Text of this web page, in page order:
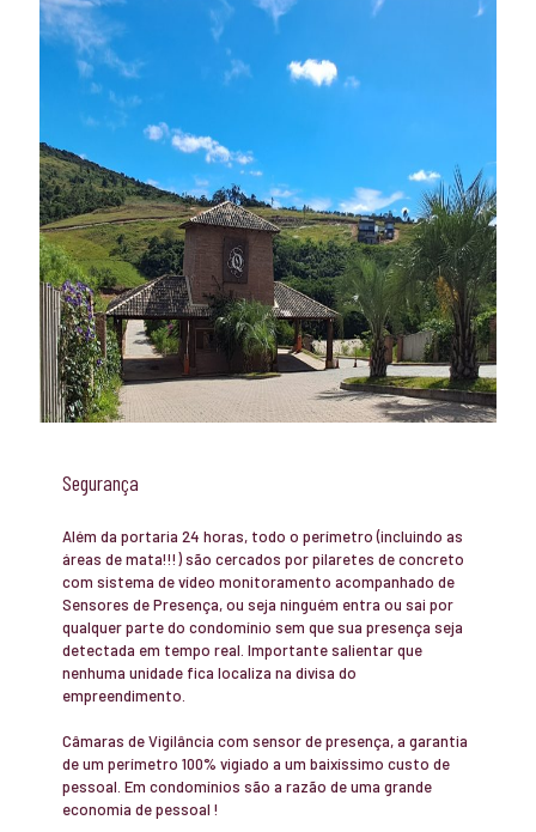
Segurança
Além da portaria 24 horas, todo o perímetro (incluindo as
áreas de mata!!!) são cercados por pilaretes de concreto
com sistema de vídeo monitoramento acompanhado de
Sensores de Presença, ou seja ninguém entra ou sai por
qualquer parte do condomínio sem que sua presença seja
detectada em tempo real. Importante salientar que
nenhuma unidade fica localiza na divisa do
empreendimento.
Câmaras de Vigilância com sensor de presença, a garantia
de um perímetro 100% vigiado a um baixíssimo custo de
pessoal. Em condomínios são a razão de uma grande
economia de pessoal !